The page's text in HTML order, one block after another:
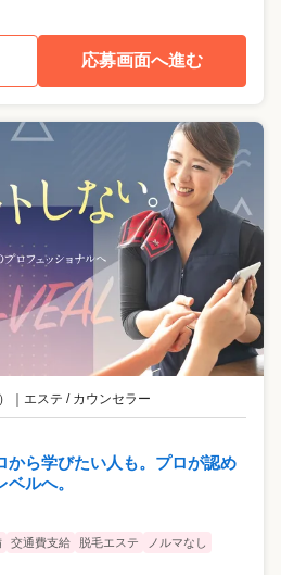
応募画面へ進む
エステ / カウンセラー
から学びたい人も。プロが認め
ルへ。
交通費支給 脱毛エステ
ノルマなし